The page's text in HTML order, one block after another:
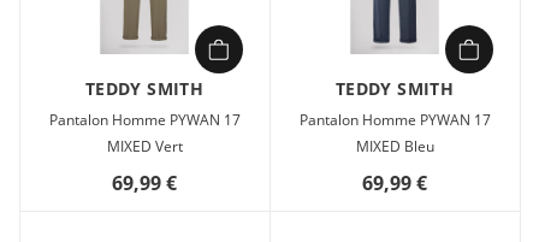
TEDDY SMITH
Pantalon Homme PYWAN 17
MIXED Vert
69,99 €
TEDDY SMITH
Pantalon Homme PYWAN 17
MIXED Bleu
69,99 €